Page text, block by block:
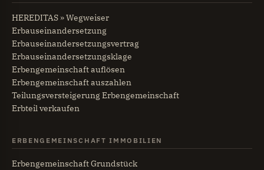
HEREDITAS » Wegweiser
Erbauseinandersetzung
Erbauseinandersetzungsvertrag
Erbauseinandersetzungsklage
Erbengemeinschaft auflösen
Erbengemeinschaft auszahlen
Teilungsversteigerung Erbengemeinschaft
Erbteil verkaufen
ERBENGEMEINSCHAFT IMMOBILIEN
Erbengemeinschaft Grundstück